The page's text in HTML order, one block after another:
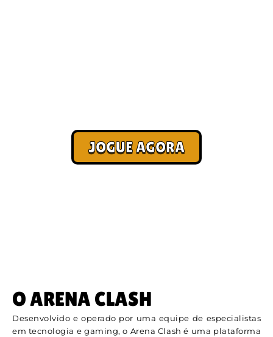
JOGUE AGORA
O ARENA CLASH
Desenvolvido e operado por uma equipe de especialistas
em tecnologia e gaming, o Arena Clash é uma plataforma